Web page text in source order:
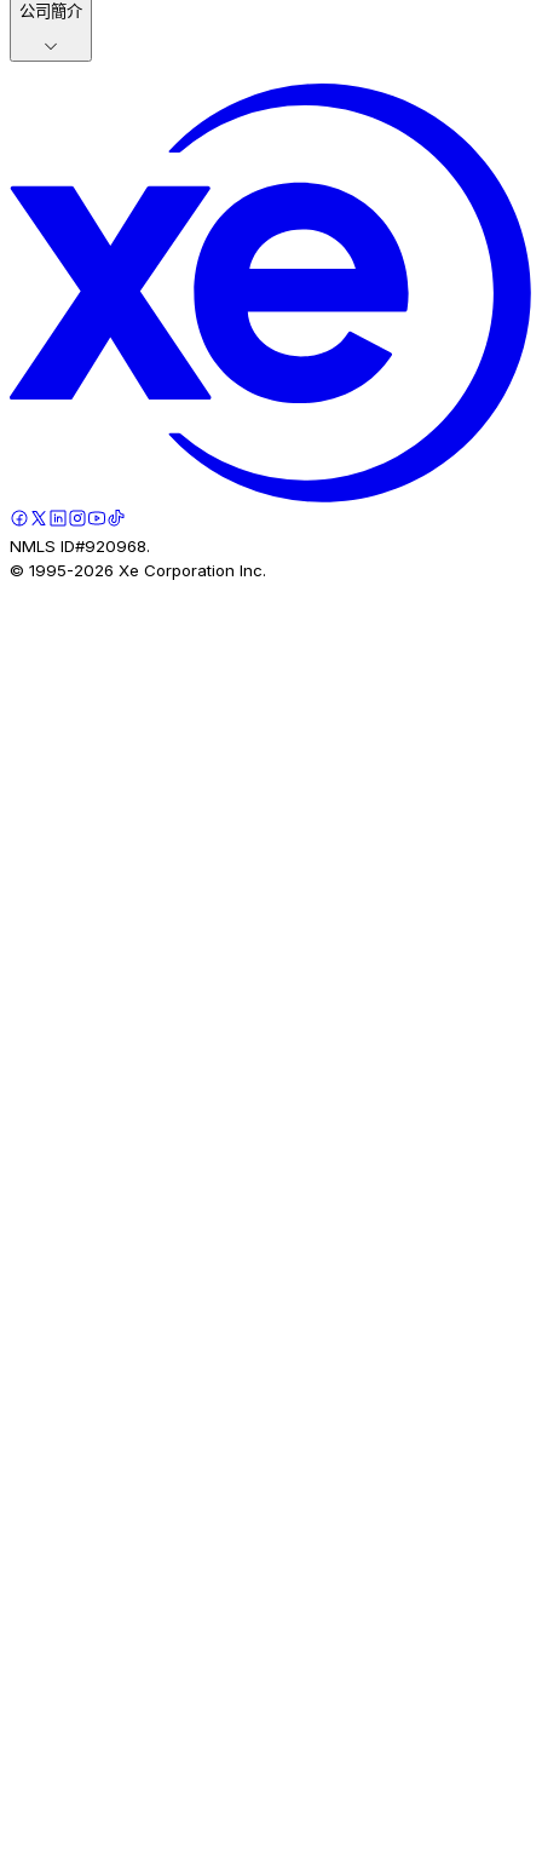
公司簡介
NMLS ID#920968.
© 1995-2026 Xe Corporation Inc.